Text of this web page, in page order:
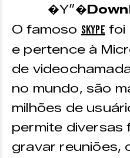
�Y”�
O famoso Skype foi
e pertence à
de
no mundo, são
milhões de
permite diversas
gravar reuniões,